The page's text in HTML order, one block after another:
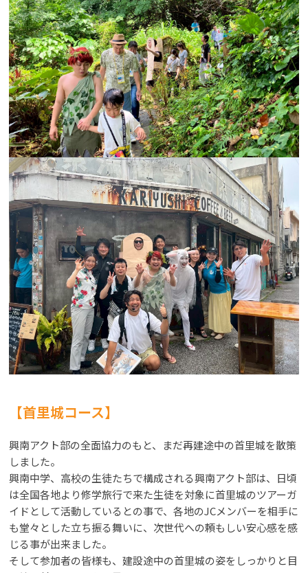
【首里城コース】
興南アクト部の全面協力のもと、まだ再建途中の首里城を散策
しました。
興南中学、高校の生徒たちで構成される興南アクト部は、日頃
は全国各地より修学旅行で来た生徒を対象に首里城のツアーガ
イドとして活動しているとの事で、各地のJCメンバーを相手に
も堂々とした立ち振る舞いに、次世代への頼もしい安心感を感
じる事が出来ました。
そして参加者の皆様も、建設途中の首里城の姿をしっかりと目